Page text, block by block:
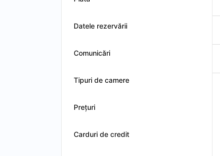
Datele rezervării
Comunicări
Tipuri de camere
Preţuri
Carduri de credit